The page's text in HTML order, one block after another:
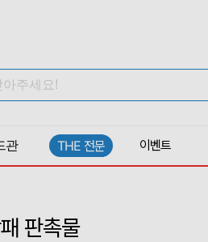
관 THE 전문 이벤트
판촉물